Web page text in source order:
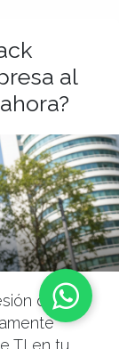
al
del
TI en tu